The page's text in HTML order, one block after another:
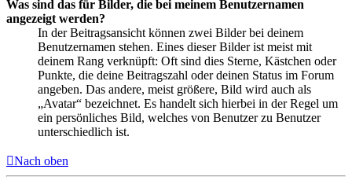
Was sind das für Bilder, die bei meinem Benutzernamen
angezeigt werden?
In der Beitragsansicht können zwei Bilder bei deinem
Benutzernamen stehen. Eines dieser Bilder ist meist mit
deinem Rang verknüpft: Oft sind dies Sterne, Kästchen oder
Punkte, die deine Beitragszahl oder deinen Status im Forum
angeben. Das andere, meist größere, Bild wird auch als
„Avatar“ bezeichnet. Es handelt sich hierbei in der Regel um
ein persönliches Bild, welches von Benutzer zu Benutzer
unterschiedlich ist.
Nach oben